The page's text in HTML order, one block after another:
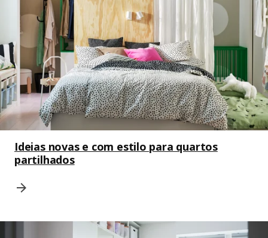
Ideias novas e com estilo para quartos
partilhados